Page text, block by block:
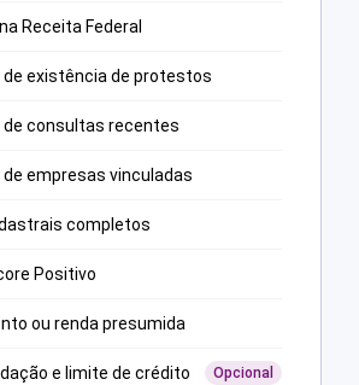
Receita Federal
de existência de protestos
de consultas recentes
de empresas vinculadas
completos
Positivo
ou renda presumida
e limite de crédito Opcional